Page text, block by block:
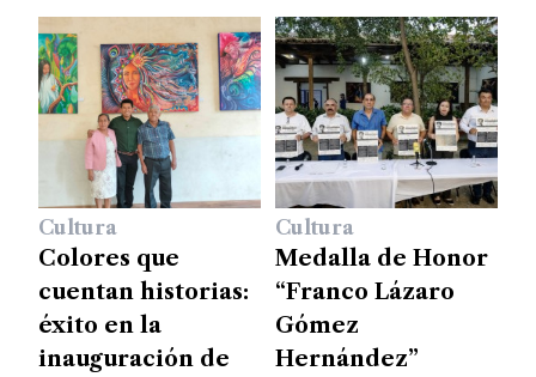
Cultura
Colores que
cuentan historias:
éxito en la
inauguración de
Cultura
Medalla de Honor
“Franco Lázaro
Gómez
Hernández”